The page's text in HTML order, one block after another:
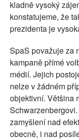
kladně vysoký
konstatujeme, že
prezidenta je
SpaS považuje za
kampaně přímé
médií. Jejich
nelze v žádném
objektivní. Většina
zamyšlení nad
obecně, i nad